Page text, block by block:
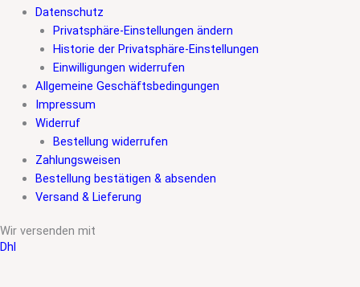
Datenschutz
Privatsphäre-Einstellungen ändern
Historie der Privatsphäre-Einstellungen
Einwilligungen widerrufen
Allgemeine Geschäftsbedingungen
Impressum
Widerruf
Bestellung widerrufen
Zahlungsweisen
Bestellung bestätigen & absenden
Versand & Lieferung
Wir versenden mit
Dhl